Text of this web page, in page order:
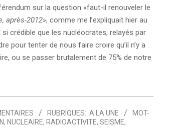
sur la question «faut-il renouveler le
après-2012», comme me l’expliquait hier au
crédible que les nucléocrates, relayés par
pour tenter de nous faire croire qu’il n’y a
ou se passer brutalement de 75% de notre
RUBRIQUES: A LA UNE
MOT-
, NUCLEAIRE, RADIOACTIVITE, SEISME,